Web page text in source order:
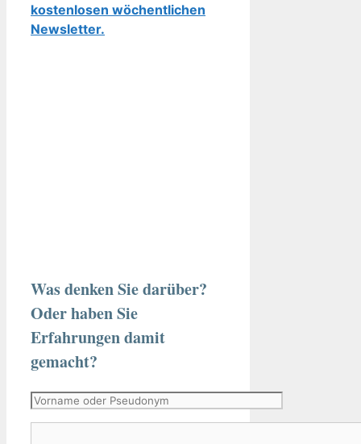
kostenlosen wöchentlichen
Newsletter.
Was denken Sie darüber?
Oder haben Sie
Erfahrungen damit
gemacht?
Vorname